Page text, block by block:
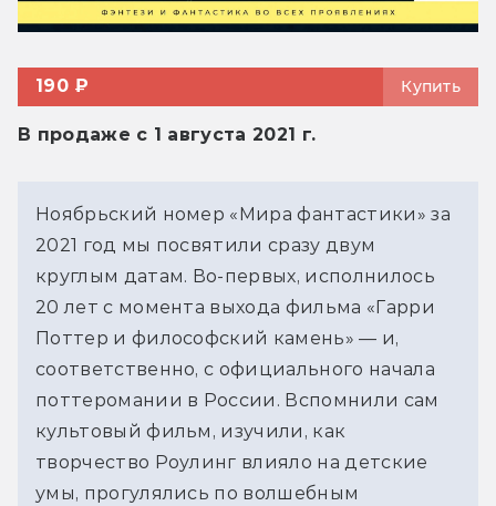
190 ₽ Купить
В продаже с 1 августа 2021 г.
Ноябрьский номер «Мира фантастики» за
2021 год мы посвятили сразу двум
круглым датам. Во-первых, исполнилось
20 лет с момента выхода фильма «Гарри
Поттер и философский камень» — и,
соответственно, с официального начала
поттеромании в России. Вспомнили сам
культовый фильм, изучили, как
творчество Роулинг влияло на детские
умы, прогулялись по волшебным